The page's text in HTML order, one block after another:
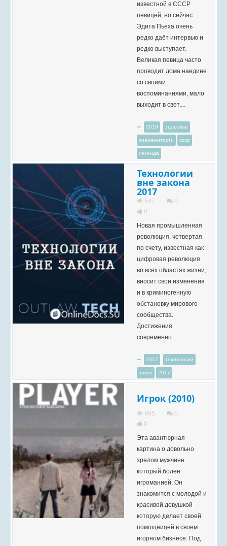
известной в СССР
певицей, но сейчас
Эдита Пьеха очень
редко даёт интервью и
редко выступает.
Великая певица часто
проводит дома наедине
со своими
воспоминаниями, мало
выходит в свет....
2019 здоровье
знаменитости ссср
легенда
Технологии
вне закона
2017
547
0
0
Новая промышленная
революция, четвертая
по счету, известная как
цифровая революция
во всех областях жизни,
вносит свои изменения
и в криминогенную
обстановку мирового
сообщества.
Достижения
современно...
2017 технологии
закон 2017
Игрок (2010)
995
0
0
Эта авантюрная
картина о довольно
зрелом мужчине
который болен
игроманией. Он
знакомится с молодой и
красивой девушкой
которую делает своей
помощницей в своем
игорном бизнесе. Под